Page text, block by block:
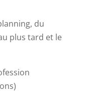
du
plus tard et le